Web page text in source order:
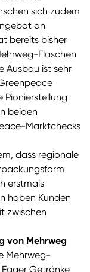
sich zudem
an
bereits bisher
Flaschen
Ausbau ist sehr
Pionierstellung
beiden
Marktchecks
dass regionale
erstmals
haben Kunden
zwischen
von Mehrweg
Mehrweg-
Getränke